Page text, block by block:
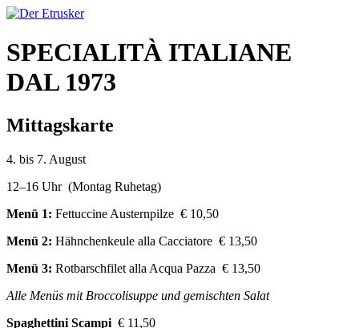
SPECIALITÀ ITALIANE
DAL 1973
Mittagskarte
4. bis 7. August
12–16 Uhr (Montag Ruhetag)
Menü 1: Fettuccine Austernpilze € 10,50
Menü 2: Hähnchenkeule alla Cacciatore € 13,50
Menü 3: Rotbarschfilet alla Acqua Pazza € 13,50
Alle Menüs mit Broccolisuppe und gemischten Salat
Spaghettini Scampi € 11,50